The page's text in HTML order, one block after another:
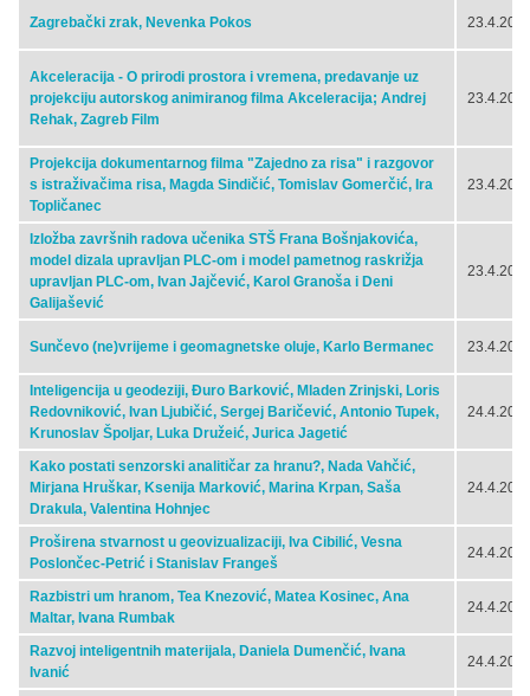
Zagrebački zrak, Nevenka Pokos
Akceleracija - O prirodi prostora i vremena, predavanje uz
projekciju autorskog animiranog filma Akceleracija; Andrej
Rehak, Zagreb Film
Projekcija dokumentarnog filma "Zajedno za risa" i razgovor
s istraživačima risa, Magda Sindičić, Tomislav Gomerčić, Ira
Topličanec
Izložba završnih radova učenika STŠ Frana Bošnjakovića,
model dizala upravljan PLC-om i model pametnog raskrižja
upravljan PLC-om, Ivan Jajčević, Karol Granoša i Deni
Galijašević
Sunčevo (ne)vrijeme i geomagnetske oluje, Karlo Bermanec
Inteligencija u geodeziji, Đuro Barković, Mladen Zrinjski, Loris
Redovniković, Ivan Ljubičić, Sergej Baričević, Antonio Tupek,
Krunoslav Špoljar, Luka Družeić, Jurica Jagetić
Kako postati senzorski analitičar za hranu?, Nada Vahčić,
Mirjana Hruškar, Ksenija Marković, Marina Krpan, Saša
Drakula, Valentina Hohnjec
Proširena stvarnost u geovizualizaciji, Iva Cibilić, Vesna
Poslončec-Petrić i Stanislav Frangeš
Razbistri um hranom, Tea Knezović, Matea Kosinec, Ana
Maltar, Ivana Rumbak
Razvoj inteligentnih materijala, Daniela Dumenčić, Ivana
Ivanić